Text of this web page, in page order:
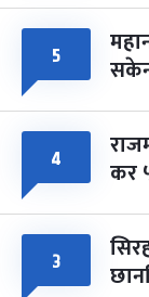
५
४ कर
३